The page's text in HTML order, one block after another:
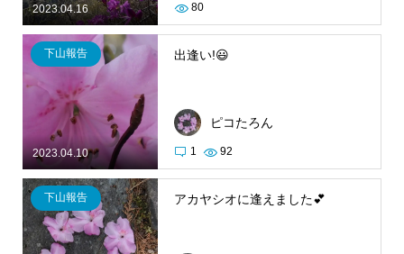
2023.04.16 80
2023.04.10
下山報告 出逢い!😃
ピコたろん
1 92
下山報告 アカヤシオに逢えました💕